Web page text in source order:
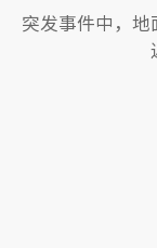
突发事件中，地